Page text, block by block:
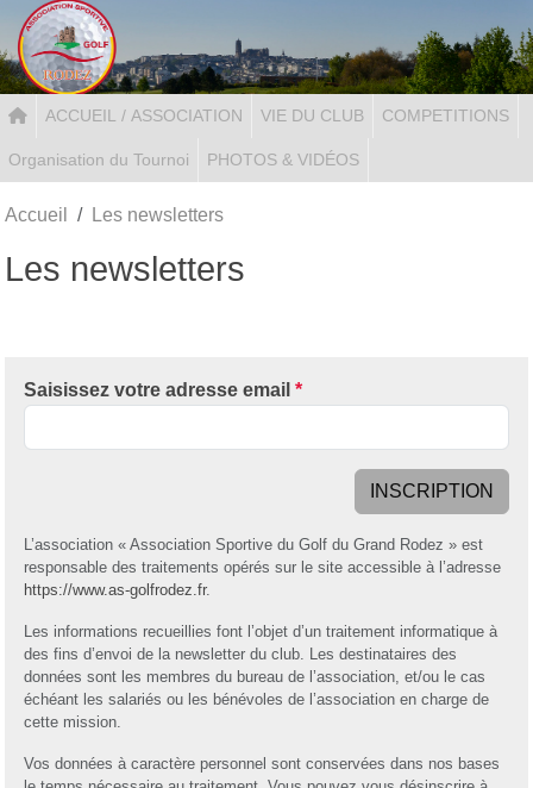
ACCUEIL / ASSOCIATION VIE DU CLUB COMPETITIONS
Organisation du Tournoi PHOTOS & VIDÉOS
Accueil Les newsletters
Les newsletters
Saisissez votre adresse email *
INSCRIPTION
L’association « Association Sportive du Golf du Grand Rodez » est
responsable des traitements opérés sur le site accessible à l’adresse
https://www.as-golfrodez.fr.
Les informations recueillies font l’objet d’un traitement informatique à
des fins d’envoi de la newsletter du club. Les destinataires des
données sont les membres du bureau de l’association, et/ou le cas
échéant les salariés ou les bénévoles de l’association en charge de
cette mission.
Vos données à caractère personnel sont conservées dans nos bases
Panneau de gestion des cookies